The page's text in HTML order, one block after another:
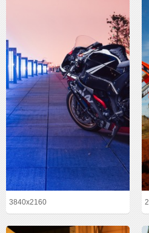
3840x2160